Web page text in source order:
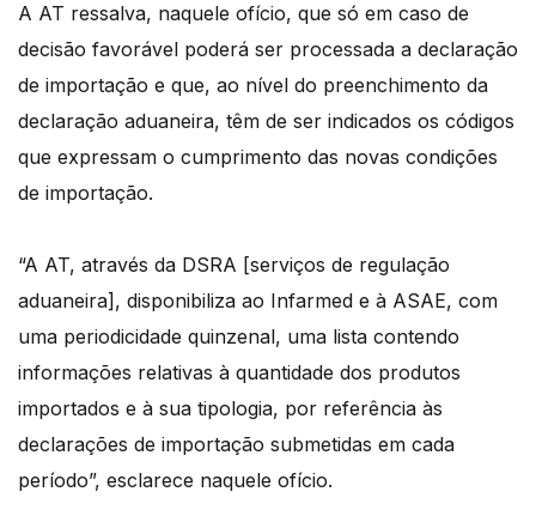
A AT ressalva, naquele ofício, que só em caso de
decisão favorável poderá ser processada a declaração
de importação e que, ao nível do preenchimento da
declaração aduaneira, têm de ser indicados os códigos
que expressam o cumprimento das novas condições
de importação.
“A AT, através da DSRA [serviços de regulação
aduaneira], disponibiliza ao Infarmed e à ASAE, com
uma periodicidade quinzenal, uma lista contendo
informações relativas à quantidade dos produtos
importados e à sua tipologia, por referência às
declarações de importação submetidas em cada
período”, esclarece naquele ofício.